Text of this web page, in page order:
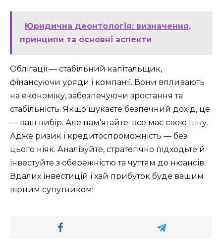
Юридична деонтологія: визначення,
принципи та основні аспекти
Облігації — стабільний капітальщик,
фінансуючи уряди і компанії. Вони впливають
на економіку, забезпечуючи зростання та
стабільність. Якщо шукаєте безпечний дохід, це
— ваш вибір. Але пам’ятайте: все має свою ціну.
Адже ризик і кредитоспроможність — без
цього ніяк. Аналізуйте, стратегічно підходьте й
інвестуйте з обережністю та чуттям до нюансів.
Вдалих інвестицій і хай прибуток буде вашим
вірним супутником!